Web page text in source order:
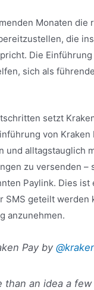
Monaten
die
Die
sich als
setzt
von
und alltagstauglich
zu versenden –
Paylink. Dies
SMS geteilt werden
anzunehmen.
Pay by
than an idea a